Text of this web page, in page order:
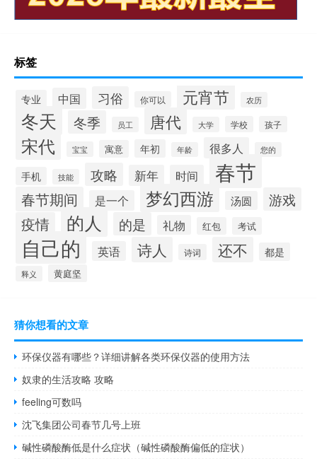
标签
专业 中国 习俗 你可以 元宵节 农历
冬天 冬季 员工 唐代 大学 学校 孩子
宋代 宝宝 寓意 年初 年龄 很多人 您的
手机 技能 攻略 新年 时间 春节
春节期间 是一个 梦幻西游 汤圆 游戏
疫情 的人 的是 礼物 红包 考试
自己的 英语 诗人 诗词 还不 都是
释义 黄庭坚
猜你想看的文章
环保仪器有哪些？详细讲解各类环保仪器的使用方法
奴隶的生活攻略 攻略
feeling可数吗
沈飞集团公司春节几号上班
碱性磷酸酶低是什么症状（碱性磷酸酶偏低的症状）